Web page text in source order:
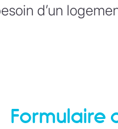
d’un
Formulaire